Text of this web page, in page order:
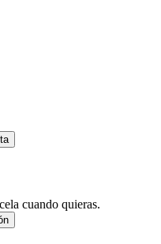
cuando quieras.